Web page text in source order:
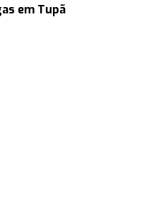
em Tupã